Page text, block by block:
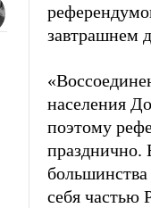
завтрашнем
населения
поэтому
празднично.
себя частью